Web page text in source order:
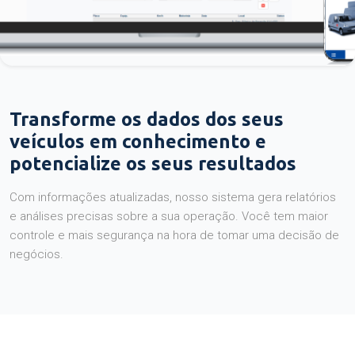
Transforme os dados dos seus
veículos em conhecimento e
potencialize os seus resultados
Com informações atualizadas, nosso sistema gera relatórios
e análises precisas sobre a sua operação. Você tem maior
controle e mais segurança na hora de tomar uma decisão de
negócios.